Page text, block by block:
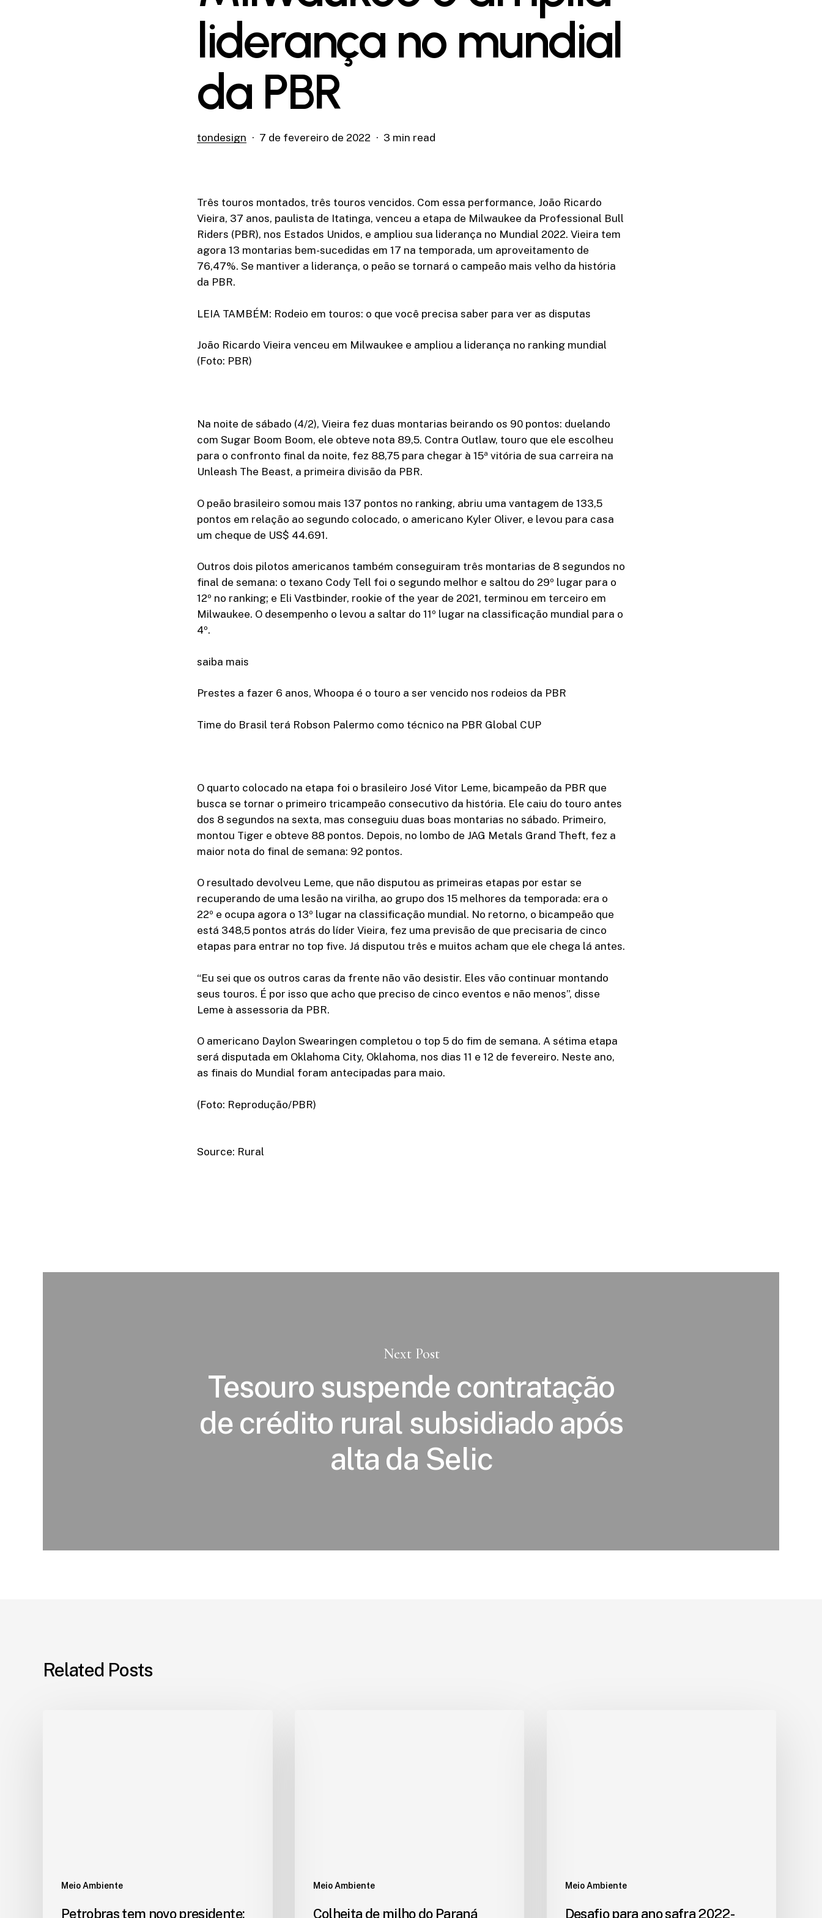
liderança no mundial
da PBR
tondesign 7 de fevereiro de 2022 3 min read
Três touros montados, três touros vencidos. Com essa performance, João Ricardo
Vieira, 37 anos, paulista de Itatinga, venceu a etapa de Milwaukee da Professional Bull
Riders (PBR), nos Estados Unidos, e ampliou sua liderança no Mundial 2022. Vieira tem
agora 13 montarias bem-sucedidas em 17 na temporada, um aproveitamento de
76,47%. Se mantiver a liderança, o peão se tornará o campeão mais velho da história
da PBR.
LEIA TAMBÉM: Rodeio em touros: o que você precisa saber para ver as disputas
João Ricardo Vieira venceu em Milwaukee e ampliou a liderança no ranking mundial
(Foto: PBR)
Na noite de sábado (4/2), Vieira fez duas montarias beirando os 90 pontos: duelando
com Sugar Boom Boom, ele obteve nota 89,5. Contra Outlaw, touro que ele escolheu
para o confronto final da noite, fez 88,75 para chegar à 15ª vitória de sua carreira na
Unleash The Beast, a primeira divisão da PBR.
O peão brasileiro somou mais 137 pontos no ranking, abriu uma vantagem de 133,5
pontos em relação ao segundo colocado, o americano Kyler Oliver, e levou para casa
um cheque de US$ 44.691.
Outros dois pilotos americanos também conseguiram três montarias de 8 segundos no
final de semana: o texano Cody Tell foi o segundo melhor e saltou do 29º lugar para o
12º no ranking; e Eli Vastbinder, rookie of the year de 2021, terminou em terceiro em
Milwaukee. O desempenho o levou a saltar do 11º lugar na classificação mundial para o
4º.
saiba mais
Prestes a fazer 6 anos, Whoopa é o touro a ser vencido nos rodeios da PBR
Time do Brasil terá Robson Palermo como técnico na PBR Global CUP
O quarto colocado na etapa foi o brasileiro José Vitor Leme, bicampeão da PBR que
busca se tornar o primeiro tricampeão consecutivo da história. Ele caiu do touro antes
dos 8 segundos na sexta, mas conseguiu duas boas montarias no sábado. Primeiro,
montou Tiger e obteve 88 pontos. Depois, no lombo de JAG Metals Grand Theft, fez a
maior nota do final de semana: 92 pontos.
O resultado devolveu Leme, que não disputou as primeiras etapas por estar se
recuperando de uma lesão na virilha, ao grupo dos 15 melhores da temporada: era o
22º e ocupa agora o 13º lugar na classificação mundial. No retorno, o bicampeão que
está 348,5 pontos atrás do líder Vieira, fez uma previsão de que precisaria de cinco
etapas para entrar no top five. Já disputou três e muitos acham que ele chega lá antes.
“Eu sei que os outros caras da frente não vão desistir. Eles vão continuar montando
seus touros. É por isso que acho que preciso de cinco eventos e não menos”, disse
Leme à assessoria da PBR.
O americano Daylon Swearingen completou o top 5 do fim de semana. A sétima etapa
será disputada em Oklahoma City, Oklahoma, nos dias 11 e 12 de fevereiro. Neste ano,
as finais do Mundial foram antecipadas para maio.
(Foto: Reprodução/PBR)
Source: Rural
Next Post
Tesouro suspende contratação
de crédito rural subsidiado após
alta da Selic
Related Posts
Meio Ambiente
Petrobras tem novo presidente;
Meio Ambiente
Colheita de milho do Paraná
Meio Ambiente
Desafio para ano safra 2022-